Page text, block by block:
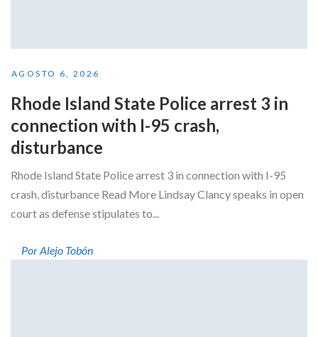
AGOSTO 6, 2026
Rhode Island State Police arrest 3 in
connection with I-95 crash,
disturbance
Rhode Island State Police arrest 3 in connection with I-95
crash, disturbance Read More Lindsay Clancy speaks in open
court as defense stipulates to...
Por Alejo Tobón